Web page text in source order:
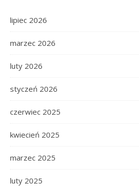
lipiec 2026
marzec 2026
luty 2026
styczeń 2026
czerwiec 2025
kwiecień 2025
marzec 2025
luty 2025